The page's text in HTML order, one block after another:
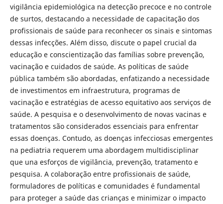
vigilância epidemiológica na detecção precoce e no controle
de surtos, destacando a necessidade de capacitação dos
profissionais de saúde para reconhecer os sinais e sintomas
dessas infecções. Além disso, discute o papel crucial da
educação e conscientização das famílias sobre prevenção,
vacinação e cuidados de saúde. As políticas de saúde
pública também são abordadas, enfatizando a necessidade
de investimentos em infraestrutura, programas de
vacinação e estratégias de acesso equitativo aos serviços de
saúde. A pesquisa e o desenvolvimento de novas vacinas e
tratamentos são considerados essenciais para enfrentar
essas doenças. Contudo, as doenças infecciosas emergentes
na pediatria requerem uma abordagem multidisciplinar
que una esforços de vigilância, prevenção, tratamento e
pesquisa. A colaboração entre profissionais de saúde,
formuladores de políticas e comunidades é fundamental
para proteger a saúde das crianças e minimizar o impacto